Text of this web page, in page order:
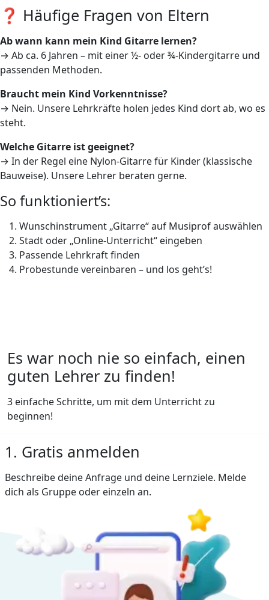
❓ Häufige Fragen von Eltern
Ab wann kann mein Kind Gitarre lernen?
→ Ab ca. 6 Jahren – mit einer ½- oder ¾-Kindergitarre und
passenden Methoden.
Braucht mein Kind Vorkenntnisse?
→ Nein. Unsere Lehrkräfte holen jedes Kind dort ab, wo es
steht.
Welche Gitarre ist geeignet?
→ In der Regel eine Nylon-Gitarre für Kinder (klassische
Bauweise). Unsere Lehrer beraten gerne.
So funktioniert’s:
Wunschinstrument „Gitarre“ auf Musiprof auswählen
Stadt oder „Online-Unterricht“ eingeben
Passende Lehrkraft finden
Probestunde vereinbaren – und los geht’s!
Es war noch nie so einfach, einen
guten Lehrer zu finden!
3 einfache Schritte, um mit dem Unterricht zu
beginnen!
1. Gratis anmelden
Beschreibe deine Anfrage und deine Lernziele. Melde
dich als Gruppe oder einzeln an.